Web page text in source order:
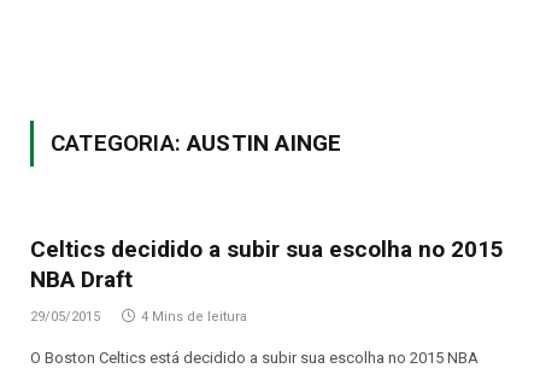
CATEGORIA:AUSTIN AINGE
Celtics decidido a subir sua escolha no 2015
NBA Draft
29/05/2015 4 Mins de leitura
O Boston Celtics está decidido a subir sua escolha no 2015 NBA